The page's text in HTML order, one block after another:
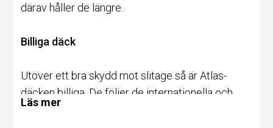
därav håller de längre.
Billiga däck
Utöver ett bra skydd mot slitage så är Atlas-
däcken billiga. De följer de internationella och
europeiska föreskrifterna och företaget har
Läs mer